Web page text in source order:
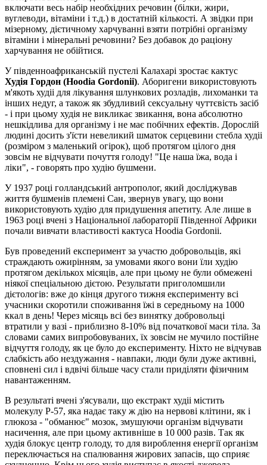
включати весь набір необхідних речовин (білки, жири,
вуглеводи, вітаміни і т.д.) в достатній кількості. А звідки при
мізерному, дієтичному харчуванні взяти потрібні організму
вітаміни і мінеральні речовини? Без добавок до раціону
харчування не обійтися.
У південноафриканській пустелі Калахарі зростає кактус
Худія Гордон (Hoodia Gordonii). Аборигени використовують
м'якоть худіі для лікування шлункових розладів, лихоманки та
інших недуг, а також як збудливий сексуальну чуттєвість засіб
- і при цьому худія не викликає звикання, вона абсолютно
нешкідлива для організму і не має побічних ефектів. Дорослій
людині досить з'їсти невеликий шматок серцевини стебла худіі
(розміром з маленький огірок), щоб протягом цілого дня
зовсім не відчувати почуття голоду! "Це наша їжа, вода і
ліки", - говорять про худію бушмени.
У 1937 році голландський антрополог, який досліджував
життя бушменів племені Сан, звернув увагу, що вони
використовують худію для придушення апетиту. Але лише в
1963 році вчені з Національної лабораторії Південної Африки
почали вивчати властивості кактуса Hoodia Gordonii.
Був проведений експеримент за участю добровольців, які
страждають ожирінням, за умовами якого вони їли худію
протягом декількох місяців, але при цьому не були обмежені
ніякої спеціальною дієтою. Результати приголомшили
дієтологів: вже до кінця другого тижня експерименту всі
учасники скоротили споживання їжі в середньому на 1000
ккал в день! Через місяць всі без винятку добровольці
втратили у вазі - приблизно 8-10% від початкової маси тіла. За
словами самих випробовуваних, їх зовсім не мучило постійне
відчуття голоду, як це було до експерименту. Ніхто не відчував
слабкість або нездужання - навпаки, люди були дуже активні,
сповнені сил і вдвічі більше часу стали приділяти фізичним
навантаженням.
В результаті вчені з'ясували, що екстракт худіі містить
молекулу Р-57, яка надає таку ж дію на нервові клітини, як і
глюкоза - "обманює" мозок, змушуючи організм відчувати
насичення, але при цьому активніше в 10 000 разів. Так як
худія блокує центр голоду, то для вироблення енергії організм
переключається на спалювання жирових запасів, що сприяє